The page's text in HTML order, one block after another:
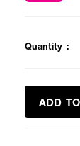
Quantity :
ADD